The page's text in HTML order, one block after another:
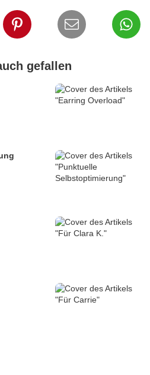
gefallen